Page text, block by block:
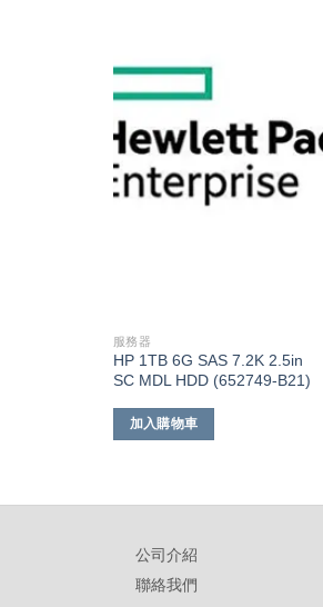
服務器
HP 1TB 6G SAS 7.2K 2.5in
SC MDL HDD (652749-B21)
加入購物車
公司介紹
聯絡我們